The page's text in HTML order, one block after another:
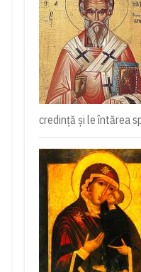
credință și le întărea